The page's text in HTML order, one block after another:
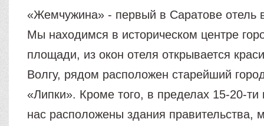
«Жемчужина» - первый в Саратове отель
Мы находимся в историческом центре
площади, из окон отеля открывается
Волгу, рядом расположен старейший
«Липки». Кроме того, в пределах 15-20-ти
нас расположены здания правительства,